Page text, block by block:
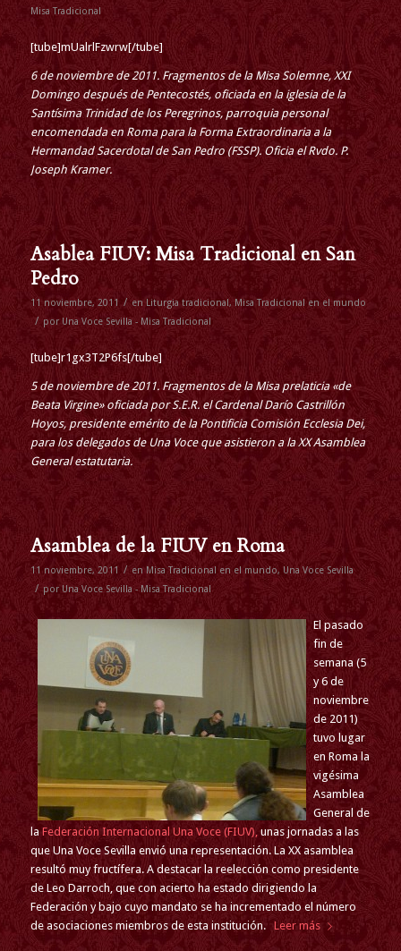
Misa Tradicional
[tube]mUalrlFzwrw[/tube]
6 de noviembre de 2011. Fragmentos de la Misa Solemne, XXI
Domingo después de Pentecostés, oficiada en la iglesia de la
Santísima Trinidad de los Peregrinos, parroquia personal
encomendada en Roma para la Forma Extraordinaria a la
Hermandad Sacerdotal de San Pedro (FSSP). Oficia el Rvdo. P.
Joseph Kramer.
Asablea FIUV: Misa Tradicional en San
Pedro
11 noviembre, 2011 / en Liturgia tradicional , Misa Tradicional en el mundo
/ por Una Voce Sevilla - Misa Tradicional
[tube]r1gx3T2P6fs[/tube]
5 de noviembre de 2011. Fragmentos de la Misa prelaticia «de
Beata Virgine» oficiada por S.E.R. el Cardenal Darío Castrillón
Hoyos, presidente emérito de la Pontificia Comisión Ecclesia Dei,
para los delegados de Una Voce que asistieron a la XX Asamblea
General estatutaria.
Asamblea de la FIUV en Roma
11 noviembre, 2011 / en Misa Tradicional en el mundo, Una Voce Sevilla
/ por Una Voce Sevilla - Misa Tradicional
El pasado
fin de
semana (5
y 6 de
noviembre
de 2011)
tuvo lugar
en Roma la
vigésima
Asamblea
General de
la Federación Internacional Una Voce (FIUV), unas jornadas a las
que Una Voce Sevilla envió una representación. La XX asamblea
resultó muy fructífera. A destacar la reelección como presidente
de Leo Darroch, que con acierto ha estado dirigiendo la
Federación y bajo cuyo mandato se ha incrementado el número
de asociaciones miembros de esta institución. Leer más